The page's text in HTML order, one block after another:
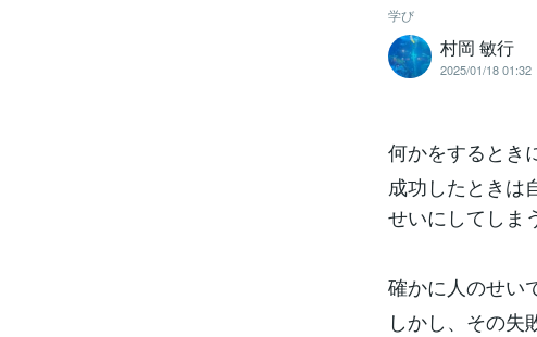
学び
村岡 敏行
2025/01/18 01:32
何かをするとき
成功したときは
せいにしてしま
確かに人のせい
しかし、その失